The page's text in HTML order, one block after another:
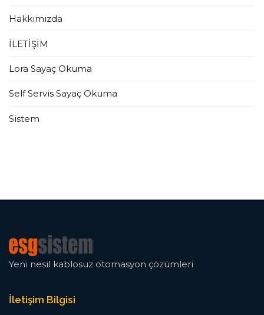
Hakkımızda
İLETİŞİM
Lora Sayaç Okuma
Self Servis Sayaç Okuma
Sistem
Yeni nesil kablosuz otomasyon çözümleri
İletişim Bilgisi